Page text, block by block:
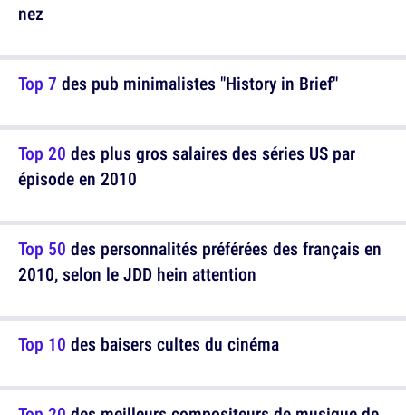
nez
Top 20 des plus gros salaires des séries US par
épisode en 2010
Top 10 des baisers cultes du cinéma
Top 7 des pub minimalistes "History in Brief"
Top 50 des personnalités préférées des français en
2010, selon le JDD hein attention